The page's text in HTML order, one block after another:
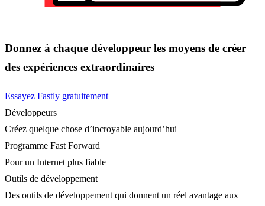
Donnez à chaque développeur les moyens de créer
des expériences extraordinaires
Essayez Fastly gratuitement
Développeurs
Créez quelque chose d’incroyable aujourd’hui
Programme Fast Forward
Pour un Internet plus fiable
Outils de développement
Des outils de développement qui donnent un réel avantage aux